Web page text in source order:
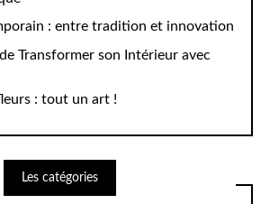
: entre tradition et innovation
Transformer son Intérieur avec
: tout un art !
Les catégories